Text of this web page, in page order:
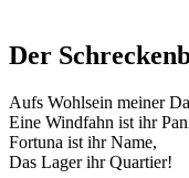
Der
Aufs Wohlsein meiner
Eine Windfahn ist ihr
Fortuna ist ihr Name,
Das Lager ihr Quartier!